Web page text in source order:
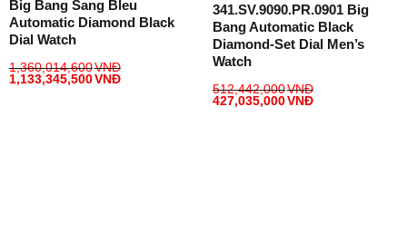
Big Bang Sang Bleu
Automatic Diamond Black
Dial Watch
1,360,014,600VNĐ
1,133,345,500VNĐ
341.SV.9090.PR.0901 Big
Bang Automatic Black
Diamond-Set Dial Men’s
Watch
512,442,000VNĐ
427,035,000VNĐ